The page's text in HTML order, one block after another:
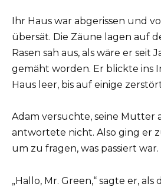
Ihr Haus war abgerissen und
übersät. Die Zäune lagen auf
Rasen sah aus, als wäre er seit
gemäht worden. Er blickte ins
Haus leer, bis auf einige
Adam versuchte, seine Mutter
antwortete nicht. Also ging er
um zu fragen, was passiert war.
„Hallo, Mr. Green,“ sagte er,